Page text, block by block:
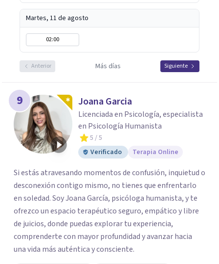
Martes, 11 de agosto
02:00
Anterior Más días Siguiente
9 Joana Garcia
Licenciada en Psicología, especialista
en Psicología Humanista
5 / 5
Verificado
Terapia Online
Si estás atravesando momentos de confusión, inquietud o
desconexión contigo mismo, no tienes que enfrentarlo
en soledad. Soy Joana García, psicóloga humanista, y te
ofrezco un espacio terapéutico seguro, empático y libre
de juicios, donde puedas explorar tu experiencia,
comprenderte con mayor profundidad y avanzar hacia
una vida más auténtica y consciente.